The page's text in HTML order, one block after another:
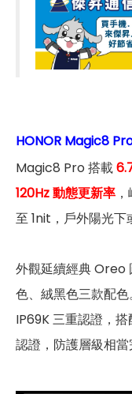
HONOR Magic8
Magic8 Pro 搭載
120Hz 動態更新率
至 1nit，戶外陽光下
外觀延續經典 Oreo
色、絨黑色三款配色
IP69K 三重認證，
認證，防護層級相當